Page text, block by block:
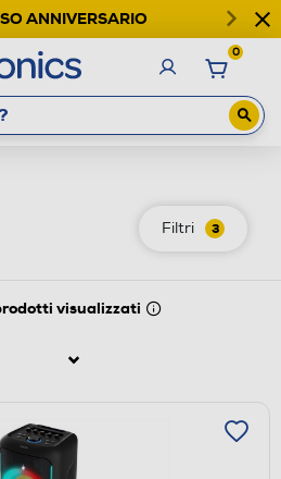
ANNIVERSARIO
0
Filtri 3
visualizzati